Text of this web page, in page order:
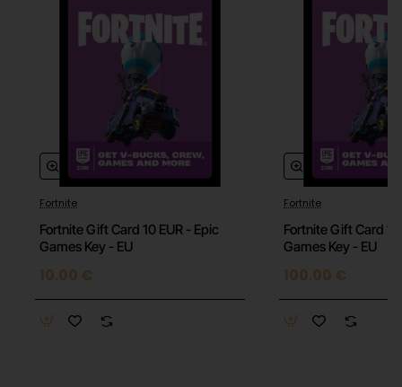
Fortnite
Fortnite Gift Card 10 EUR - Epic
Games Key - EU
10.00 €
Fortnite
Fortnite Gift Card
Games Key - EU
100.00 €